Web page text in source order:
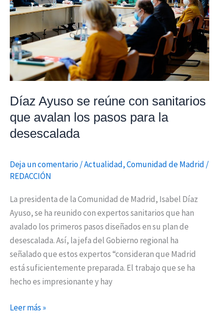
Díaz Ayuso se reúne con sanitarios
que avalan los pasos para la
desescalada
Deja un comentario/Actualidad,Comunidad de Madrid /
REDACCIÓN
La presidenta de la Comunidad de Madrid, Isabel Díaz
Ayuso, se ha reunido con expertos sanitarios que han
avalado los primeros pasos diseñados en su plan de
desescalada. Así, la jefa del Gobierno regional ha
señalado que estos expertos “consideran que Madrid
está suficientemente preparada. El trabajo que se ha
hecho es impresionante y hay
reúne
con
sanitarios
que
avalan
los
para
la
desescalada
Leer más »